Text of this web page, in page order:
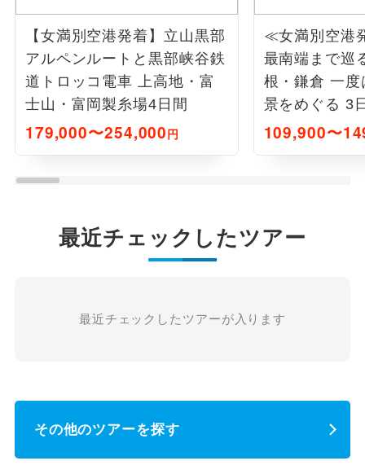
【女満別空港発着】立山黒部
アルペンルートと黒部峡谷鉄
道トロッコ電車 上高地・富
士山・富岡製糸場4日間
179,000〜254,000円
≪女満別空港
最南端まで巡
根・鎌倉 一
景をめぐる 3
109,900〜
最近チェックしたツアー
最近チェックしたツアーが入ります
その他のツアーを探す